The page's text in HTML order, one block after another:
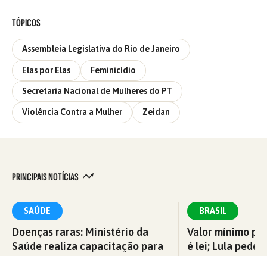
TÓPICOS
Assembleia Legislativa do Rio de Janeiro
Elas por Elas Feminicídio
Secretaria Nacional de Mulheres do PT
Violência Contra a Mulher Zeidan
PRINCIPAIS NOTÍCIAS
SAÚDE
Doenças raras: Ministério da
Saúde realiza capacitação para
BRASIL
Valor mínimo
é lei; Lula pede